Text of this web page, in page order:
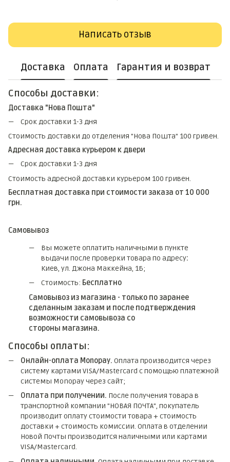
Написать отзыв
Доставка Оплата Гарантия и возврат
Способы доставки:
Доставка "Нова Пошта"
Срок доставки 1-3 дня
Стоимость доставки до отделения "Нова Пошта" 100 гривен.
Адресная доставка курьером к двери
Срок доставки 1-3 дня
Стоимость адресной доставки курьером 100 гривен.
Бесплатная доставка при стоимости заказа от 10 000
грн.
Самовывоз
Вы можете оплатить наличными в пункте
выдачи после проверки товара по адресу:
Киев, ул. Джона Маккейна, 1Б;
Стоимость: Бесплатно
Самовывоз из магазина - только по заранее
сделанным заказам и после подтверждения
возможности самовывоза со
стороны магазина.
Способы оплаты:
Онлайн-оплата Monopay. Оплата производится через
систему картами VISA/Mastercard с помощью платежной
системы Monopay через сайт;
Оплата при получении. После получения товара в
транспортной компании "НОВАЯ ПОЧТА", покупатель
производит оплату стоимости товара + стоимость
доставки + стоимость комиссии. Оплата в отделении
Новой Почты производится наличными или картами
VISA/Mastercard.